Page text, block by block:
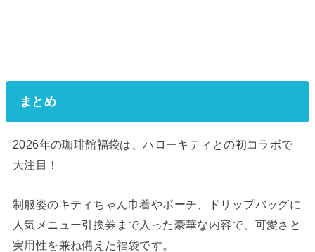
まとめ
2026年の珈琲館福袋は、ハローキティとの初コラボで
大注目！
制服姿のキティちゃん巾着やポーチ、ドリップバッグに
人気メニュー引換券まで入った豪華な内容で、可愛さと
実用性を兼ね備えた福袋です。